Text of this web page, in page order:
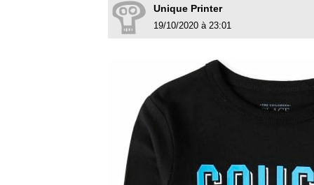
Unique Printer
19/10/2020 à 23:01